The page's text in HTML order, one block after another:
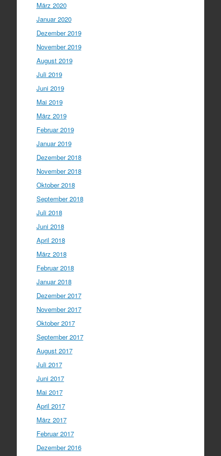
März 2020
Januar 2020
Dezember 2019
November 2019
August 2019
Juli 2019
Juni 2019
Mai 2019
März 2019
Februar 2019
Januar 2019
Dezember 2018
November 2018
Oktober 2018
September 2018
Juli 2018
Juni 2018
April 2018
März 2018
Februar 2018
Januar 2018
Dezember 2017
November 2017
Oktober 2017
September 2017
August 2017
Juli 2017
Juni 2017
Mai 2017
April 2017
März 2017
Februar 2017
Dezember 2016